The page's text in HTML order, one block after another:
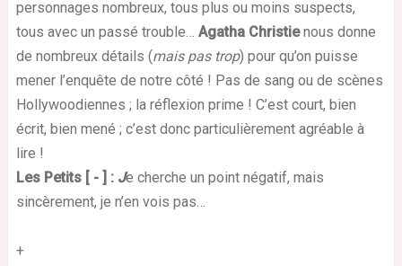
personnages nombreux, tous plus ou moins suspects,
tous avec un passé trouble… Agatha Christienous donne
de nombreux détails (mais pas trop) pour qu’on puisse
mener l’enquête de notre côté ! Pas de sang ou de scènes
Hollywoodiennes ; la réflexion prime ! C’est court, bien
écrit, bien mené ; c’est donc particulièrement agréable à
lire !
Les Petits [ - ]
: Je cherche un point négatif, mais
sincèrement, je n’en vois pas…
+